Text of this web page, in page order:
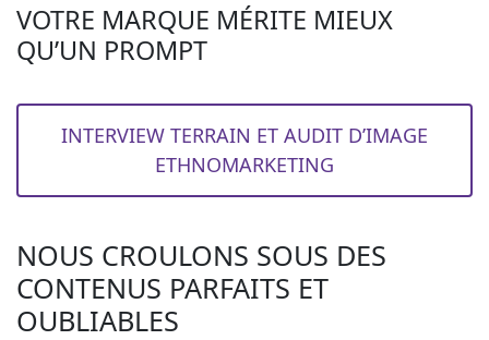
VOTRE MARQUE MÉRITE MIEUX
QU’UN PROMPT
INTERVIEW TERRAIN ET AUDIT D’IMAGE
ETHNOMARKETING
NOUS CROULONS SOUS DES
CONTENUS PARFAITS ET
OUBLIABLES